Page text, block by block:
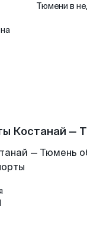
Тюмени в
Костанай —
— Тюмень